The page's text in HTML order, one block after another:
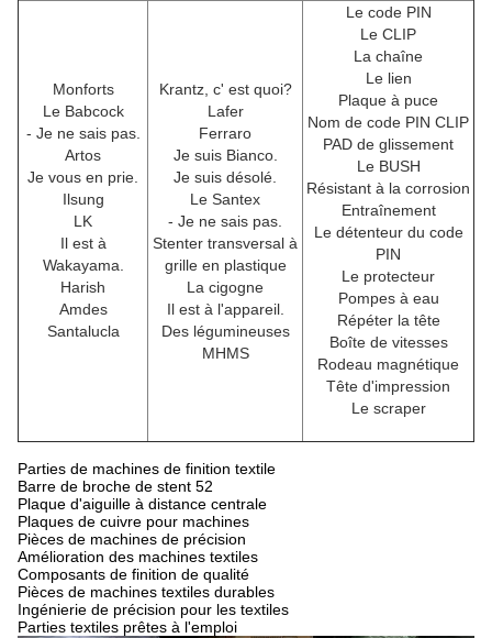
Monforts
Le Babcock
- Je ne sais pas.
Artos
Je vous en prie.
Ilsung
LK
Il est à
Wakayama.
Harish
Amdes
Santalucla
Krantz, c' est quoi?
Lafer
Ferraro
Je suis Bianco.
Je suis désolé.
Le Santex
- Je ne sais pas.
Stenter transversal à
grille en plastique
La cigogne
Il est à l'appareil.
Des légumineuses
MHMS
Le code PIN
Le CLIP
La chaîne
Le lien
Plaque à puce
Nom de code PIN CLIP
PAD de glissement
Le BUSH
Résistant à la corrosion
Entraînement
Le détenteur du code
PIN
Le protecteur
Pompes à eau
Répéter la tête
Boîte de vitesses
Rodeau magnétique
Tête d'impression
Le scraper
Parties de machines de finition textile
Barre de broche de stent 52
Plaque d'aiguille à distance centrale
Plaques de cuivre pour machines
Pièces de machines de précision
Amélioration des machines textiles
Composants de finition de qualité
Pièces de machines textiles durables
Ingénierie de précision pour les textiles
Parties textiles prêtes à l'emploi